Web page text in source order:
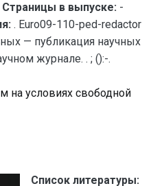
Страницы в выпуске: -
. Euro09-110-ped-redactor
— публикация научных
журнале. . ; ():-.
на условиях свободной
Список литературы: